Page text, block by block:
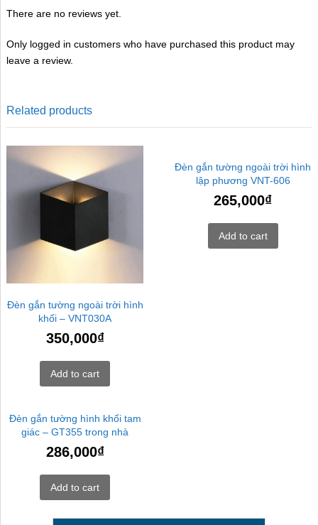
There are no reviews yet.
Only logged in customers who have purchased this product may
leave a review.
Related products
Đèn gắn tường ngoài trời hình
khối – VNT030A
350,000₫
Add to cart
Đèn gắn tường ngoài trời hình
lập phương VNT-606
265,000₫
Add to cart
Đèn gắn tường hình khối tam
giác – GT355 trong nhà
286,000₫
Add to cart